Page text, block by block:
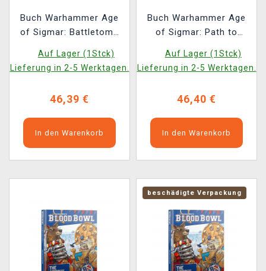
Buch Warhammer Age
of Sigmar: Battletome
(2026) ENG
Auf Lager (1Stck)
Lieferung in 2-5 Werktagen.
46,39 €
In den Warenkorb
Buch Warhammer Age
of Sigmar: Path to
(2025) (ENG)
Auf Lager (1Stck)
Lieferung in 2-5 Werktagen.
46,40 €
In den Warenkorb
beschädigte Verpackung